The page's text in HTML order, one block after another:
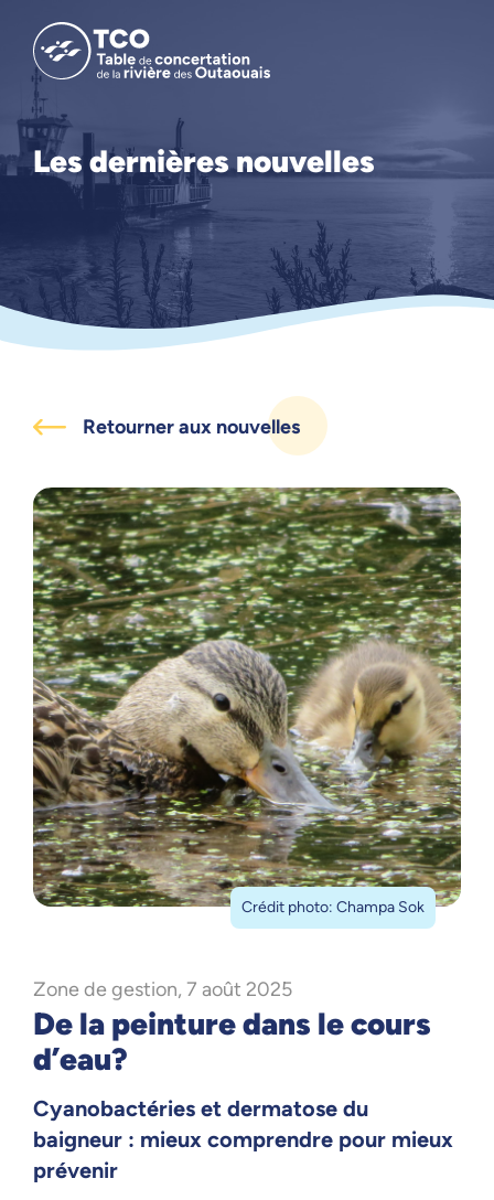
Les dernières nouvelles
Retourner aux nouvelles
Crédit photo: Champa Sok
Zone de gestion, 7 août 2025
De la peinture dans le cours
d’eau?
Cyanobactéries et dermatose du
baigneur : mieux comprendre pour mieux
prévenir